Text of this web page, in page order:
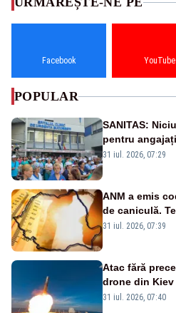
Facebook YouTube
POPULAR
SANITAS:
pentru
Legii salarizării
31 iul. 2026, 07:29
ANM a emis
de caniculă.
de grade, iar
31 iul. 2026, 07:39
Atac fără
drone din
americană,
31 iul. 2026, 07:40